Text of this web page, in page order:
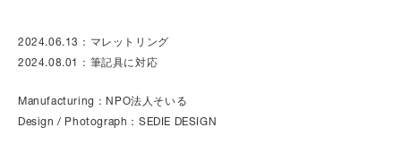
2024.06.13：マレットリング
2024.08.01：筆記具に対応
Manufacturing：NPO法人そいる
Design / Photograph：SEDIE DESIGN